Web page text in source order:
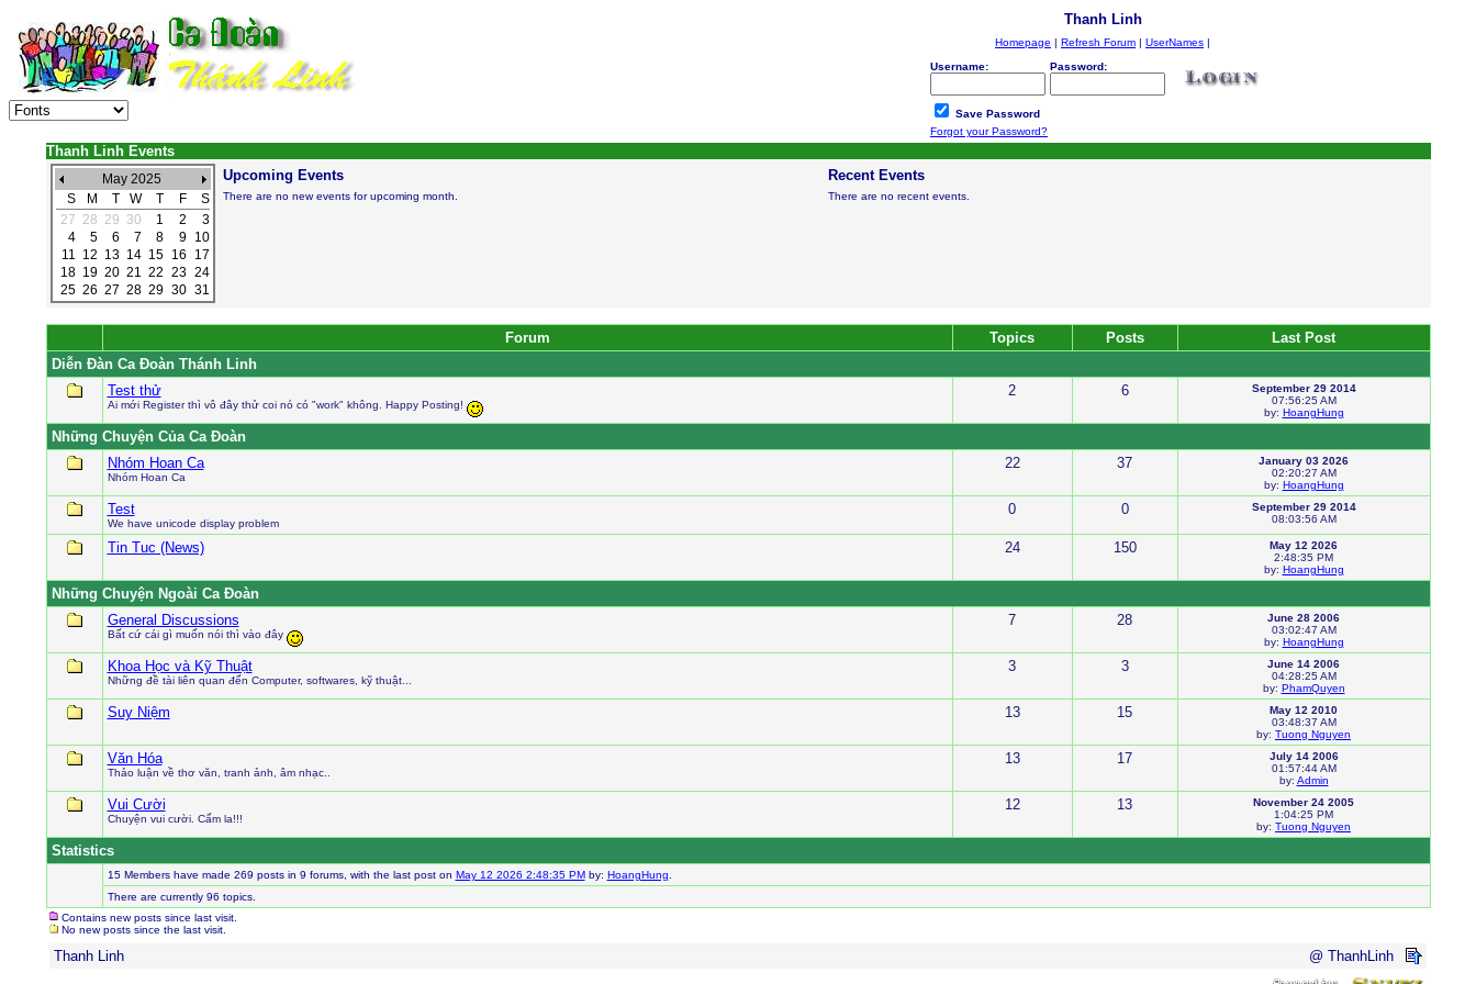
Thanh Linh
Homepage | Refresh Forum | UserNames |
Username:
Password:
Save Password
Forgot your Password?
Thanh Linh Events
May 2025
S
M T W T F
S
27 28 29 30 1 2
3
4
5 6 7 8 9
10
11 12 13 14 15 16
17
18 19 20 21 22 23 24
25 26 27 28 29 30 31
Upcoming Events
There are no new events for upcoming month.
Recent Events
There are no recent events.
Forum Topics Posts
Last Post
Diễn Ðàn Ca Ðoàn Thánh Linh
Test thử
Ai mới Register thì vô đây thử coi nó có "work" không. Happy Posting!
2 6
September 29 2014
07:56:25 AM
by: HoangHung
Những Chuyện Của Ca Ðoàn
Nhóm Hoan Ca
Nhóm Hoan Ca
22 37
January 03 2026
02:20:27 AM
by: HoangHung
Test
We have unicode display problem
0 0
September 29 2014
08:03:56 AM
Tin Tuc (News) 24 150
May 12 2026
2:48:35 PM
by: HoangHung
Những Chuyện Ngoài Ca Ðoàn
General Discussions
Bất cứ cái gì muốn nói thì vào đây
7 28
June 28 2006
03:02:47 AM
by: HoangHung
Khoa Học và Kỹ Thuật
Những đề tài liên quan đến Computer, softwares, kỹ thuật...
3 3
June 14 2006
04:28:25 AM
by: PhamQuyen
Suy Niệm 13 15
May 12 2010
03:48:37 AM
by: Tuong Nguyen
Văn Hóa
Thảo luận về thơ văn, tranh ảnh, âm nhạc..
13 17
July 14 2006
01:57:44 AM
by: Admin
Vui Cười
Chuyện vui cười. Cấm la!!!
12 13
November 24 2005
1:04:25 PM
by: Tuong Nguyen
Statistics
15 Members have made 269 posts in 9 forums, with the last post on May 12 2026 2:48:35 PMby: HoangHung
There are currently 96 topics.
Contains new posts since last visit.
No new posts since the last visit.
Thanh Linh @ ThanhLinh